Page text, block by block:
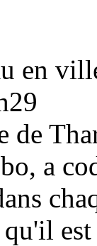
en
de
a